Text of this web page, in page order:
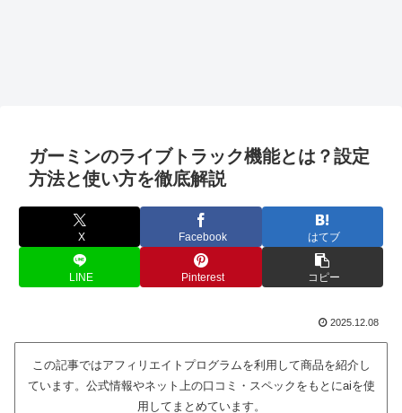
ガーミンのライブトラック機能とは？設定
方法と使い方を徹底解説
X Facebook はてブ
LINE Pinterest コピー
2025.12.08
この記事ではアフィリエイトプログラムを利用して商品を紹介し
ています。公式情報やネット上の口コミ・スペックをもとにaiを使
用してまとめています。